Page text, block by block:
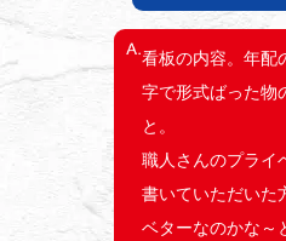
看板の内容。年配
字で形式ばった物
と。
職人さんのプライ
書いていただいた
ベターなのかな～